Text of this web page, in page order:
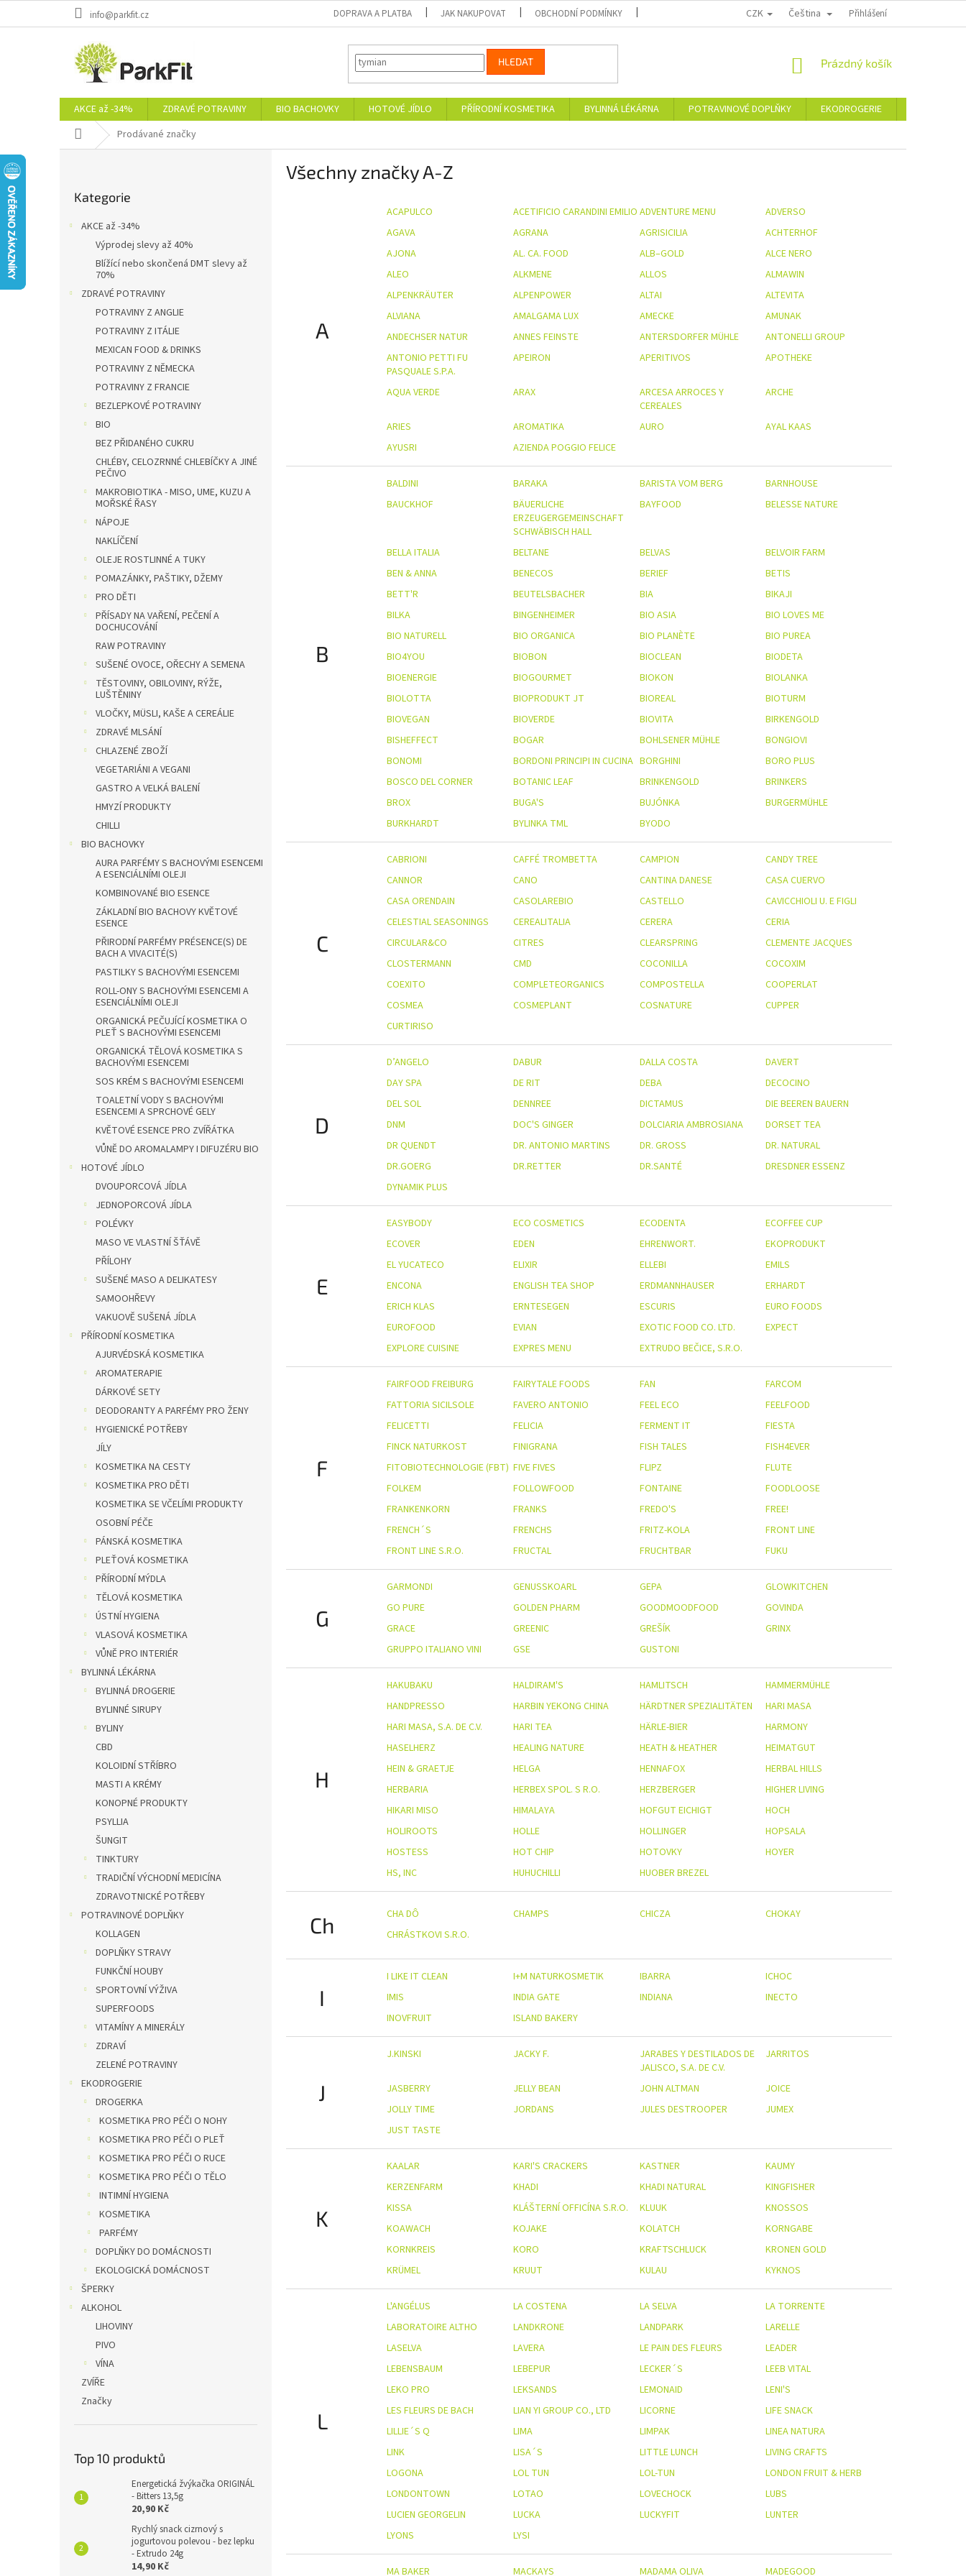
info@parkfit.cz DOPRAVA A PLATBA JAK NAKUPOVAT OBCHODNÍ PODMÍNKY PODMÍNKY OCHRANY OSOBNÍCH ÚDAJŮ MOJE OBJEDNÁVKA
CZK Čeština Přihlášení
HLEDAT
NÁKUPNÍ
Prázdný košík
AKCE až -34% ZDRAVÉ POTRAVINY BIO BACHOVKY HOTOVÉ JÍDLO PŘÍRODNÍ KOSMETIKA BYLINNÁ LÉKÁRNA POTRAVINOVÉ DOPLŇKY EKODROGERIE
Domů Prodávané značky
kategorie
Kategorie
AKCE až -34%
Výprodej slevy až 40%
Blížící nebo skončená DMT slevy až
70%
ZDRAVÉ POTRAVINY
POTRAVINY Z ANGLIE
POTRAVINY Z ITÁLIE
MEXICAN FOOD & DRINKS
POTRAVINY Z NĚMECKA
POTRAVINY Z FRANCIE
BEZLEPKOVÉ POTRAVINY
BIO
BEZ PŘIDANÉHO CUKRU
CHLÉBY, CELOZRNNÉ CHLEBÍČKY A JINÉ
PEČIVO
MAKROBIOTIKA - MISO, UME, KUZU A
MOŘSKÉ ŘASY
NÁPOJE
NAKLÍČENÍ
OLEJE ROSTLINNÉ A TUKY
POMAZÁNKY, PAŠTIKY, DŽEMY
PRO DĚTI
PŘÍSADY NA VAŘENÍ, PEČENÍ A
DOCHUCOVÁNÍ
RAW POTRAVINY
SUŠENÉ OVOCE, OŘECHY A SEMENA
TĚSTOVINY, OBILOVINY, RÝŽE,
LUŠTĚNINY
VLOČKY, MÜSLI, KAŠE A CEREÁLIE
ZDRAVÉ MLSÁNÍ
CHLAZENÉ ZBOŽÍ
VEGETARIÁNI A VEGANI
GASTRO A VELKÁ BALENÍ
HMYZÍ PRODUKTY
CHILLI
BIO BACHOVKY
AURA PARFÉMY S BACHOVÝMI ESENCEMI
A ESENCIÁLNÍMI OLEJI
KOMBINOVANÉ BIO ESENCE
ZÁKLADNÍ BIO BACHOVY KVĚTOVÉ
ESENCE
PŘIRODNÍ PARFÉMY PRÉSENCE(S) DE
BACH A VIVACITÉ(S)
PASTILKY S BACHOVÝMI ESENCEMI
ROLL-ONY S BACHOVÝMI ESENCEMI A
ESENCIÁLNÍMI OLEJI
ORGANICKÁ PEČUJÍCÍ KOSMETIKA O
PLEŤ S BACHOVÝMI ESENCEMI
ORGANICKÁ TĚLOVÁ KOSMETIKA S
BACHOVÝMI ESENCEMI
SOS KRÉM S BACHOVÝMI ESENCEMI
TOALETNÍ VODY S BACHOVÝMI
ESENCEMI A SPRCHOVÉ GELY
KVĚTOVÉ ESENCE PRO ZVÍŘÁTKA
VŮNĚ DO AROMALAMPY I DIFUZÉRU BIO
HOTOVÉ JÍDLO
DVOUPORCOVÁ JÍDLA
JEDNOPORCOVÁ JÍDLA
POLÉVKY
MASO VE VLASTNÍ ŠŤÁVĚ
PŘÍLOHY
SUŠENÉ MASO A DELIKATESY
SAMOOHŘEVY
VAKUOVĚ SUŠENÁ JÍDLA
PŘÍRODNÍ KOSMETIKA
AJURVÉDSKÁ KOSMETIKA
AROMATERAPIE
DÁRKOVÉ SETY
DEODORANTY A PARFÉMY PRO ŽENY
HYGIENICKÉ POTŘEBY
JÍLY
KOSMETIKA NA CESTY
KOSMETIKA PRO DĚTI
KOSMETIKA SE VČELÍMI PRODUKTY
OSOBNÍ PÉČE
PÁNSKÁ KOSMETIKA
PLEŤOVÁ KOSMETIKA
PŘÍRODNÍ MÝDLA
TĚLOVÁ KOSMETIKA
ÚSTNÍ HYGIENA
VLASOVÁ KOSMETIKA
VŮNĚ PRO INTERIÉR
BYLINNÁ LÉKÁRNA
BYLINNÁ DROGERIE
BYLINNÉ SIRUPY
BYLINY
CBD
KOLOIDNÍ STŘÍBRO
MASTI A KRÉMY
KONOPNÉ PRODUKTY
PSYLLIA
ŠUNGIT
TINKTURY
TRADIČNÍ VÝCHODNÍ MEDICÍNA
ZDRAVOTNICKÉ POTŘEBY
POTRAVINOVÉ DOPLŇKY
KOLLAGEN
DOPLŇKY STRAVY
FUNKČNÍ HOUBY
SPORTOVNÍ VÝŽIVA
SUPERFOODS
VITAMÍNY A MINERÁLY
ZDRAVÍ
ZELENÉ POTRAVINY
EKODROGERIE
DROGERKA
KOSMETIKA PRO PÉČI O NOHY
KOSMETIKA PRO PÉČI O PLEŤ
KOSMETIKA PRO PÉČI O RUCE
KOSMETIKA PRO PÉČI O TĚLO
INTIMNÍ HYGIENA
KOSMETIKA
PARFÉMY
DOPLŇKY DO DOMÁCNOSTI
EKOLOGICKÁ DOMÁCNOST
ŠPERKY
ALKOHOL
LIHOVINY
PIVO
VÍNA
ZVÍŘE
Značky
Top 10 produktů
Energetická žvýkačka ORIGINÁL
- Bitters 13,5g
20,90 Kč
Rychlý snack cizrnový s
jogurtovou polevou - bez lepku
- Extrudo 24g
14,90 Kč
Všechny značky A-Z
A
ACAPULCO ACETIFICIO CARANDINI EMILIO ADVENTURE MENU
ADVERSO
AGAVA
AGRANA AGRISICILIA
ACHTERHOF
AJONA
AL. CA. FOOD ALB–GOLD
ALCE NERO
ALEO
ALKMENE ALLOS
ALMAWIN
ALPENKRÄUTER
ALPENPOWER ALTAI
ALTEVITA
ALVIANA
AMALGAMA LUX AMECKE
AMUNAK
ANDECHSER NATUR
ANNES FEINSTE ANTERSDORFER MÜHLE
ANTONELLI GROUP
ANTONIO PETTI FU
PASQUALE S.P.A.
APEIRON APERITIVOS APOTHEKE
AQUA VERDE ARAX
ARCESA ARROCES Y
CEREALES
ARCHE
ARIES AROMATIKA AURO
AYAL KAAS
AYUSRI
AZIENDA POGGIO FELICE
B
BALDINI BARAKA BARISTA VOM BERG
BARNHOUSE
BAUCKHOF
BÄUERLICHE
ERZEUGERGEMEINSCHAFT
SCHWÄBISCH HALL
BAYFOOD BELESSE NATURE
BELLA ITALIA BELTANE BELVAS
BELVOIR FARM
BEN & ANNA
BENECOS BERIEF
BETIS
BETT'R
BEUTELSBACHER BIA
BIKAJI
BILKA
BINGENHEIMER BIO ASIA
BIO LOVES ME
BIO NATURELL
BIO ORGANICA BIO PLANÈTE
BIO PUREA
BIO4YOU
BIOBON BIOCLEAN
BIODETA
BIOENERGIE
BIOGOURMET BIOKON
BIOLANKA
BIOLOTTA
BIOPRODUKT JT BIOREAL
BIOTURM
BIOVEGAN
BIOVERDE BIOVITA
BIRKENGOLD
BISHEFFECT
BOGAR BOHLSENER MÜHLE
BONGIOVI
BONOMI
BORDONI PRINCIPI IN CUCINA BORGHINI
BORO PLUS
BOSCO DEL CORNER
BOTANIC LEAF BRINKENGOLD
BRINKERS
BROX
BUGA'S BUJÓNKA
BURGERMÜHLE
BURKHARDT
BYLINKA TML BYODO
C
CABRIONI CAFFÉ TROMBETTA CAMPION
CANDY TREE
CANNOR
CANO CANTINA DANESE
CASA CUERVO
CASA ORENDAIN
CASOLAREBIO CASTELLO
CAVICCHIOLI U. E FIGLI
CELESTIAL SEASONINGS
CEREALITALIA CERERA
CERIA
CIRCULAR&CO
CITRES CLEARSPRING
CLEMENTE JACQUES
CLOSTERMANN
CMD COCONILLA
COCOXIM
COEXITO
COMPLETEORGANICS COMPOSTELLA
COOPERLAT
COSMEA
COSMEPLANT COSNATURE
CUPPER
CURTIRISO
D
D’ANGELO DABUR DALLA COSTA
DAVERT
DAY SPA
DE RIT DEBA
DECOCINO
DEL SOL
DENNREE DICTAMUS
DIE BEEREN BAUERN
DNM
DOC'S GINGER DOLCIARIA AMBROSIANA
DORSET TEA
DR QUENDT
DR. ANTONIO MARTINS DR. GROSS
DR. NATURAL
DR.GOERG
DR.RETTER DR.SANTÉ
DRESDNER ESSENZ
DYNAMIK PLUS
E
EASYBODY ECO COSMETICS ECODENTA
ECOFFEE CUP
ECOVER
EDEN EHRENWORT.
EKOPRODUKT
EL YUCATECO
ELIXIR ELLEBI
EMILS
ENCONA
ENGLISH TEA SHOP ERDMANNHAUSER
ERHARDT
ERICH KLAS
ERNTESEGEN ESCURIS
EURO FOODS
EUROFOOD
EVIAN EXOTIC FOOD CO. LTD.
EXPECT
EXPLORE CUISINE
EXPRES MENU EXTRUDO BEČICE, S.R.O.
F
FAIRFOOD FREIBURG FAIRYTALE FOODS FAN
FARCOM
FATTORIA SICILSOLE
FAVERO ANTONIO FEEL ECO
FEELFOOD
FELICETTI
FELICIA FERMENT IT
FIESTA
FINCK NATURKOST
FINIGRANA FISH TALES
FISH4EVER
FITOBIOTECHNOLOGIE (FBT) FIVE FIVES FLIPZ
FLUTE
FOLKEM
FOLLOWFOOD FONTAINE
FOODLOOSE
FRANKENKORN
FRANKS FREDO'S
FREE!
FRENCH´S
FRENCHS FRITZ-KOLA
FRONT LINE
FRONT LINE S.R.O.
FRUCTAL FRUCHTBAR FUKU
G
GARMONDI GENUSSKOARL GEPA
GLOWKITCHEN
GO PURE
GOLDEN PHARM GOODMOODFOOD
GOVINDA
GRACE
GREENIC GREŠÍK
GRINX
GRUPPO ITALIANO VINI
GSE GUSTONI
H
HAKUBAKU HALDIRAM'S HAMLITSCH
HAMMERMÜHLE
HANDPRESSO
HARBIN YEKONG CHINA HÄRDTNER SPEZIALITÄTEN
HARI MASA
HARI MASA, S.A. DE C.V.
HARI TEA HÄRLE-BIER
HARMONY
HASELHERZ
HEALING NATURE HEATH & HEATHER
HEIMATGUT
HEIN & GRAETJE
HELGA HENNAFOX
HERBAL HILLS
HERBARIA
HERBEX SPOL. S R.O. HERZBERGER
HIGHER LIVING
HIKARI MISO
HIMALAYA HOFGUT EICHIGT
HOCH
HOLIROOTS
HOLLE HOLLINGER
HOPSALA
HOSTESS
HOT CHIP HOTOVKY
HOYER
HS, INC
HUHUCHILLI HUOBER BREZEL
Ch CHA DÔ CHAMPS CHICZA
CHOKAY
CHRÁSTKOVI S.R.O.
I
I LIKE IT CLEAN I+M NATURKOSMETIK IBARRA
ICHOC
IMIS
INDIA GATE INDIANA
INECTO
INOVFRUIT
ISLAND BAKERY
J
J.KINSKI JACKY F.
JARABES Y DESTILADOS DE
JALISCO, S.A. DE C.V.
JARRITOS
JASBERRY JELLY BEAN JOHN ALTMAN
JOICE
JOLLY TIME
JORDANS JULES DESTROOPER
JUMEX
JUST TASTE
K
KAALAR KARI'S CRACKERS KASTNER
KAUMY
KERZENFARM
KHADI KHADI NATURAL
KINGFISHER
KISSA
KLÁŠTERNÍ OFFICÍNA S.R.O. KLUUK
KNOSSOS
KOAWACH
KOJAKE KOLATCH
KORNGABE
KORNKREIS
KORO KRAFTSCHLUCK
KRONEN GOLD
KRÜMEL
KRUUT KULAU KYKNOS
L
L'ANGÉLUS LA COSTENA LA SELVA
LA TORRENTE
LABORATOIRE ALTHO
LANDKRONE LANDPARK
LARELLE
LASELVA
LAVERA LE PAIN DES FLEURS
LEADER
LEBENSBAUM
LEBEPUR LECKER´S
LEEB VITAL
LEKO PRO
LEKSANDS LEMONAID
LENI'S
LES FLEURS DE BACH
LIAN YI GROUP CO., LTD LICORNE
LIFE SNACK
LILLIE´S Q
LIMA LIMPAK
LINEA NATURA
LINK
LISA´S LITTLE LUNCH
LIVING CRAFTS
LOGONA
LOL TUN LOL-TUN
LONDON FRUIT & HERB
LONDONTOWN
LOTAO LOVECHOCK
LUBS
LUCIEN GEORGELIN
LUCKA LUCKYFIT
LUNTER
LYONS
LYSI
MA BAKER MACKAYS MADAMA OLIVA MADEGOOD